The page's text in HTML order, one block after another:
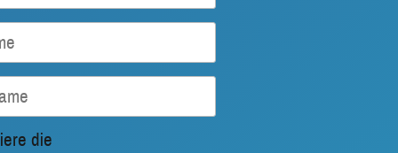
die